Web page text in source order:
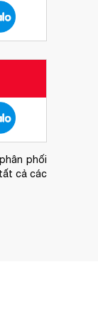
phối
cả các